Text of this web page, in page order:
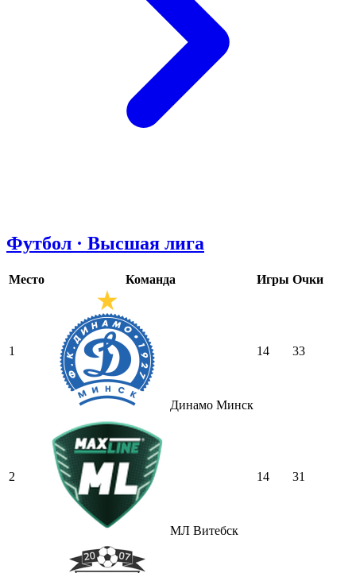
Футбол · Высшая лига
Место Команда Игры Очки
1
Динамо Минск
14 33
2
МЛ Витебск
14 31